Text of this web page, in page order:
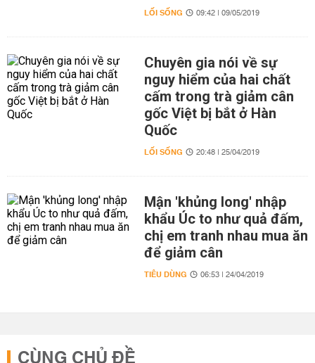
LỐI SỐNG 09:42 | 09/05/2019
Chuyên gia nói về sự
nguy hiểm của hai chất
cấm trong trà giảm cân
gốc Việt bị bắt ở Hàn
Quốc
LỐI SỐNG 20:48 | 25/04/2019
Mận 'khủng long' nhập
khẩu Úc to như quả đấm,
chị em tranh nhau mua ăn
để giảm cân
TIÊU DÙNG 06:53 | 24/04/2019